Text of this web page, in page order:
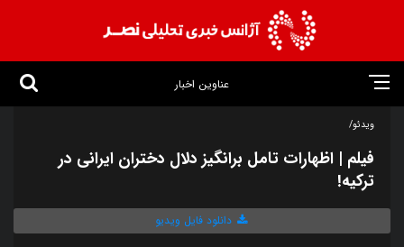
عناوین اخبار
ویدئو/
فیلم | اظهارات تامل برانگیز دلال دختران ایرانی در
ترکیه!
دانلود فایل ویدیو